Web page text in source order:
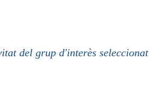
del grup d'interès seleccionat